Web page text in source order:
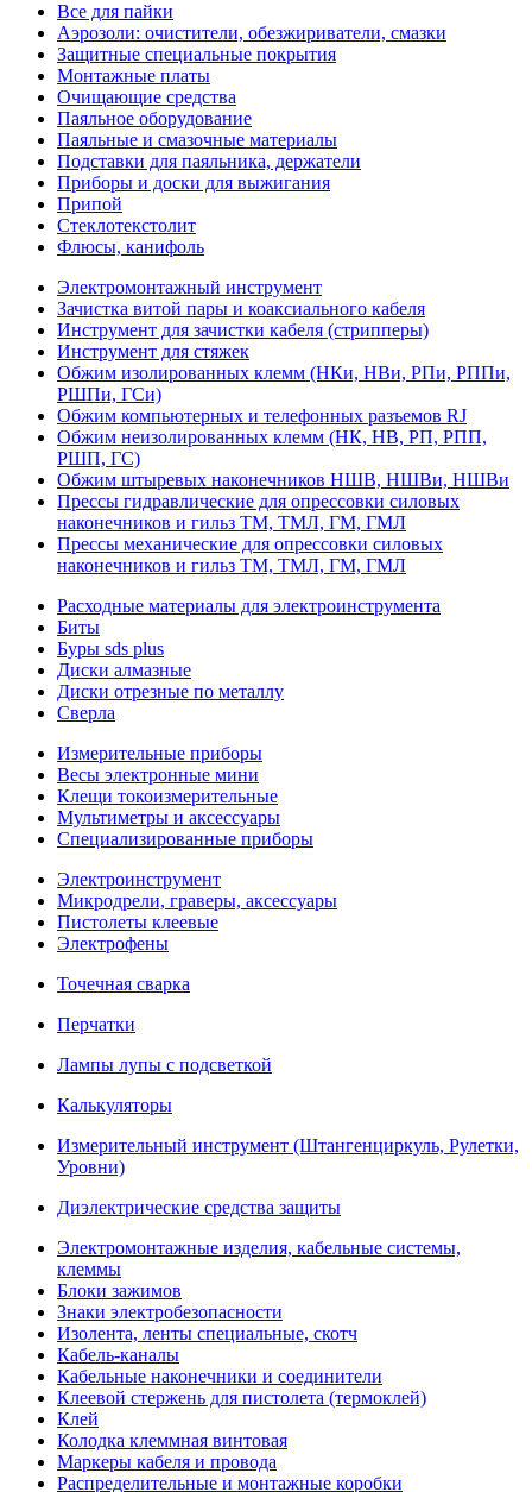
Все для пайки
Аэрозоли: очистители, обезжириватели, смазки
Защитные специальные покрытия
Монтажные платы
Очищающие средства
Паяльное оборудование
Паяльные и смазочные материалы
Подставки для паяльника, держатели
Приборы и доски для выжигания
Припой
Стеклотекстолит
Флюсы, канифоль
Электромонтажный инструмент
Зачистка витой пары и коаксиального кабеля
Инструмент для зачистки кабеля (стрипперы)
Инструмент для стяжек
Обжим изолированных клемм (НКи, НВи, РПи, РППи,
РШПи, ГСи)
Обжим компьютерных и телефонных разъемов RJ
Обжим неизолированных клемм (НК, НВ, РП, РПП,
РШП, ГС)
Обжим штыревых наконечников НШВ, НШВи, НШВи
Прессы гидравлические для опрессовки силовых
наконечников и гильз ТМ, ТМЛ, ГМ, ГМЛ
Прессы механические для опрессовки силовых
наконечников и гильз ТМ, ТМЛ, ГМ, ГМЛ
Расходные материалы для электроинструмента
Биты
Буры sds plus
Диски алмазные
Диски отрезные по металлу
Сверла
Измерительные приборы
Весы электронные мини
Клещи токоизмерительные
Мультиметры и аксессуары
Специализированные приборы
Электроинструмент
Микродрели, граверы, аксессуары
Пистолеты клеевые
Электрофены
Точечная сварка
Перчатки
Лампы лупы с подсветкой
Калькуляторы
Измерительный инструмент (Штангенциркуль, Рулетки,
Уровни)
Диэлектрические средства защиты
Электромонтажные изделия, кабельные системы,
клеммы
Блоки зажимов
Знаки электробезопасности
Изолента, ленты специальные, скотч
Кабель-каналы
Кабельные наконечники и соединители
Клеевой стержень для пистолета (термоклей)
Клей
Колодка клеммная винтовая
Маркеры кабеля и провода
Распределительные и монтажные коробки